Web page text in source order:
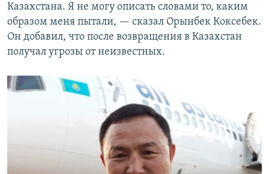
Казахстана. Я не могу описать словами то, каким
образом меня пытали, — сказал Орынбек Коксебек.
Он добавил, что после возвращения в Казахстан
получал угрозы от неизвестных.